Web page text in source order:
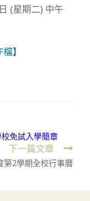
(星期二) 中午
】
免試入學簡章
下一篇文章
第2學期全校行事曆